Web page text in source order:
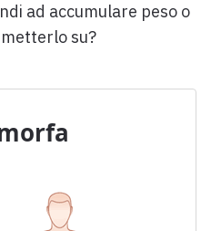
ad accumulare peso o
su?